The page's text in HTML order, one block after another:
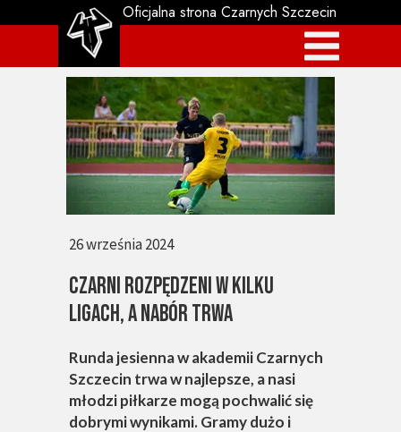
Runda jesienna w akademii Czarnych
Szczecin trwa w najlepsze, a nasi
młodzi piłkarze mogą pochwalić się
dobrymi wynikami. Gramy dużo i
CZARNI ROZPĘDZENI W KILKU
LIGACH, A NABÓR TRWA
26 września 2024
Oficjalna strona Czarnych Szczecin